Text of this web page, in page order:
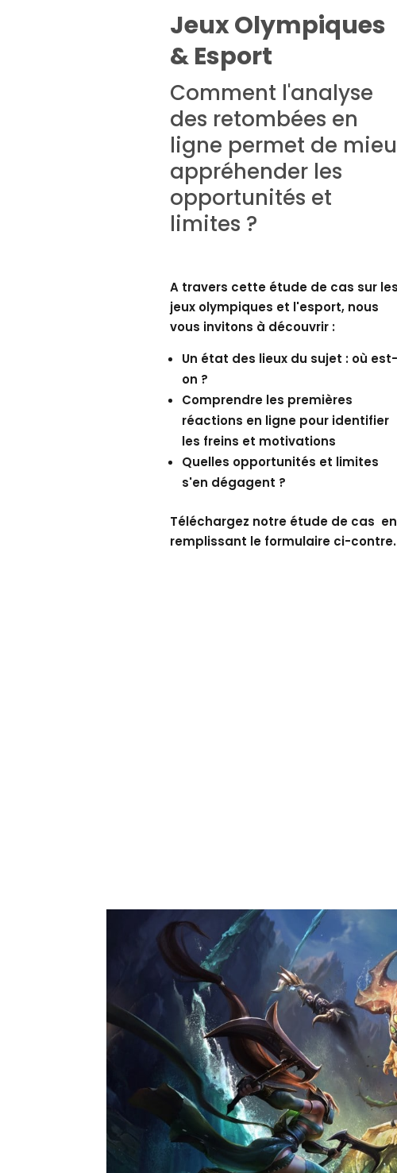
Jeux Olympiques
& Esport
Comment l'analyse
des retombées en
ligne permet de
appréhender les
opportunités et
limites ?
A travers cette étude de cas sur les
jeux olympiques et l'esport, nous
vous invitons à découvrir :
Un état des lieux du sujet : où est-
on ?
Comprendre les premières
réactions en ligne pour identifier
les freins et motivations
Quelles opportunités et limites
s'en dégagent ?
Téléchargez notre étude de cas en
remplissant le formulaire ci-contre.